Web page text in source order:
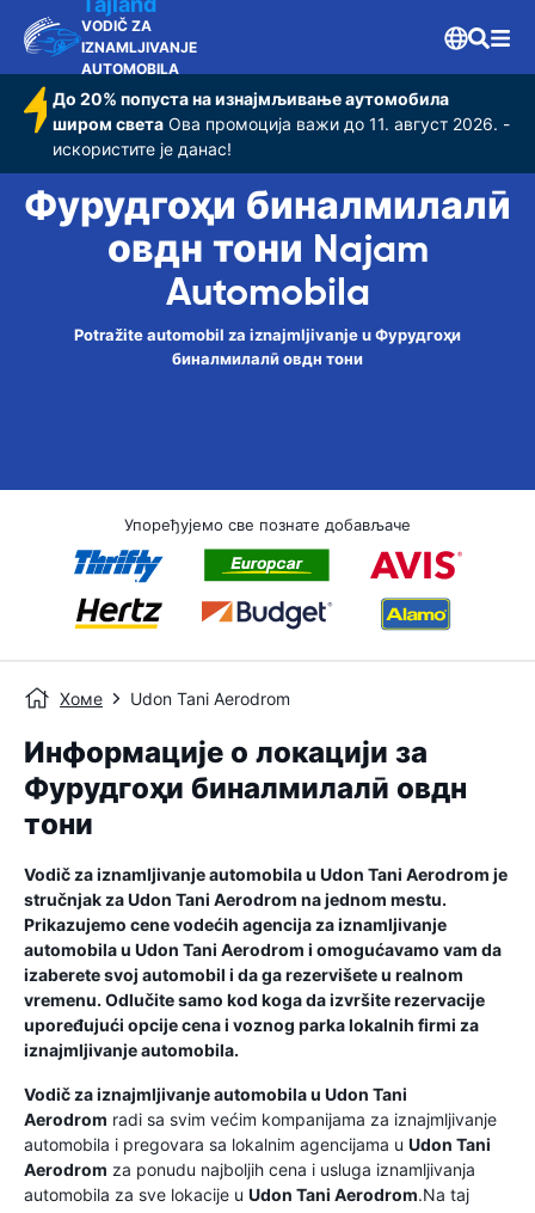
VODIČ ZA
IZNAMLJIVANJE
AUTOMOBILA
До 20% попуста на изнајмљивање аутомобила
широм света Ова промоција важи до 11. август 2026. -
искористите је данас!
Фурудгоҳи бин‌алмилалӣ
овдн тони Najam
Automobila
Potražite automobil za iznajmljivanje u Фурудгоҳи
бин‌алмилалӣ овдн тони
Упоређујемо све познате добављаче
Хоме Udon Tani Aerodrom
Информације о локацији за
Фурудгоҳи бин‌алмилалӣ овдн
тони
Vodič za iznamljivanje automobila u Udon Tani Aerodrom je
stručnjak zaUdon Tani Aerodrom na jednom mestu.
Prikazujemo cene vodećih agencija za iznamljivanje
automobila u Udon Tani Aerodrom i omogućavamo vam da
izaberete svoj automobil i da ga rezervišete u realnom
vremenu. Odlučite samo kod koga da izvršite rezervacije
upoređujući opcije cena i voznog parka lokalnih firmi za
iznajmljivanje automobila.
Vodič za iznajmljivanje automobila u Udon Tani
Aerodrom radi sa svim većim kompanijama za iznajmljivanje
automobila i pregovara sa lokalnim agencijama u Udon Tani
Aerodrom za ponudu najboljih cena i usluga iznamljivanja
automobila za sve lokacije u Udon Tani Aerodrom.Na taj